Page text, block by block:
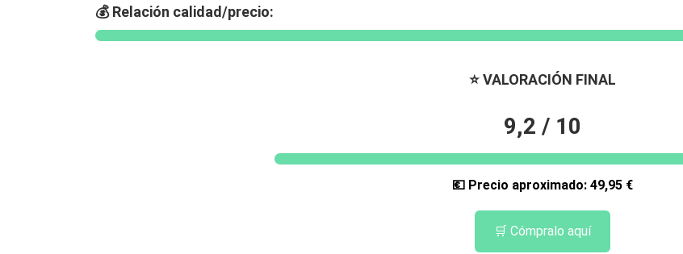
💰 Relación calidad/precio:
⭐ VALORACIÓN FINAL
9,2 / 10
💶 Precio aproximado: 49,95 €
🛒 Cómpralo aquí